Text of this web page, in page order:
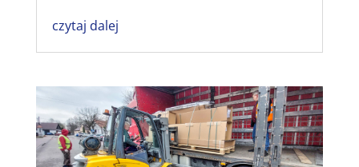
czytaj dalej